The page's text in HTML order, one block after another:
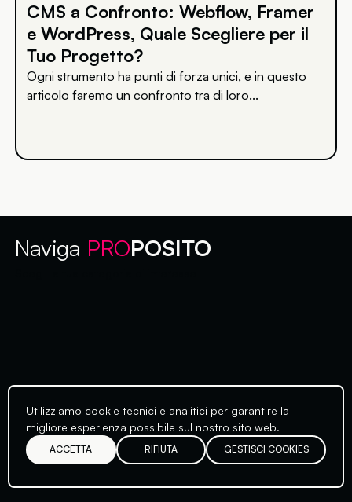
CMS a Confronto: Webflow, Framer
e WordPress, Quale Scegliere per il
Tuo Progetto?
Ogni strumento ha punti di forza unici, e in questo
articolo faremo un confronto tra di loro...
Naviga PROPOSITO
Utilizziamo cookie tecnici e analitici per garantire la
migliore esperienza possibile sul nostro sito web.
ACCETTA RIFIUTA GESTISCI COOKIES